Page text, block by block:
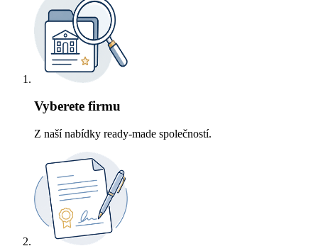
Vyberete firmu
Z naší nabídky ready-made společností.